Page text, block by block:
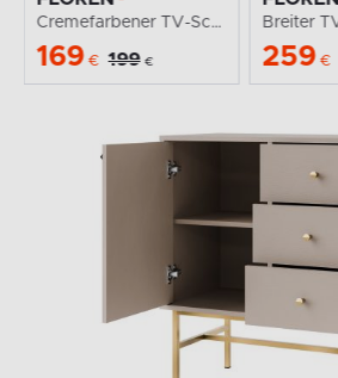
Cremefarbener TV-Schrank auf goldenen Füßen
169 € 199 € 259 €